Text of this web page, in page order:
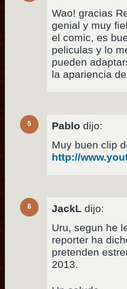
Wao! gracias
genial y muy
el comic, es
peliculas y lo
pueden
la apariencia
5 Pablo dijo:
Muy buen clip
http://
6 JackL dijo:
Uru, segun he
reporter ha
pretenden
2013.